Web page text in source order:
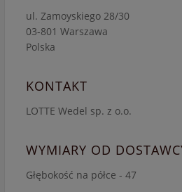
ul. Zamoyskiego 28/30
03-801 Warszawa
Polska
KONTAKT
LOTTE Wedel sp. z o.o.
WYMIARY OD
Głębokość na półce - 47